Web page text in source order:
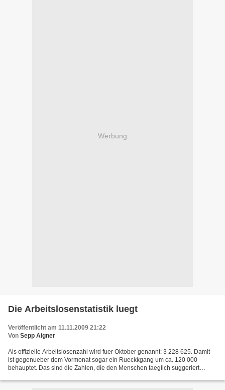
Werbung
Die Arbeitslosenstatistik luegt
Veröffentlicht am 11.11.2009 21:22
Von Sepp Aigner
Als offizielle Arbeitslosenzahl wird fuer Oktober genannt: 3 228 625. Damit
ist gegenueber dem Vormonat sogar ein Rueckkgang um ca. 120 000
behauptet. Das sind die Zahlen, die den Menschen taeglich suggeriert